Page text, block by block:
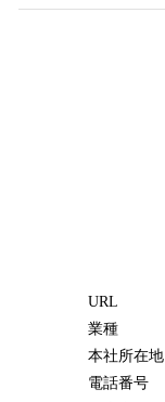
URL
業種
本社所在地
電話番号